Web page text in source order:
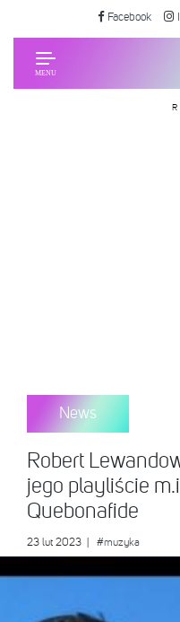
Facebook
News
Robert
jego playliście
Quebonafide
23 lut 2023 #muzyka